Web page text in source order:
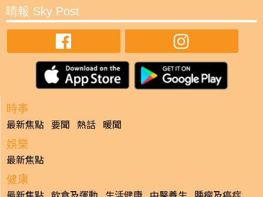
晴報 Sky Post
時事
最新焦點 要聞 熱話 暖聞
娛樂
最新焦點
健康